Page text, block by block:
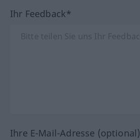
Ihr Feedback*
Ihre E-Mail-Adresse (optional)